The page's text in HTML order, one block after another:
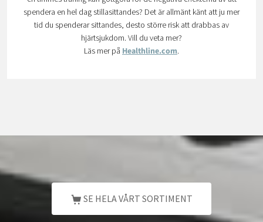
spendera en hel dag stillasittandes? Det är allmänt känt att ju mer
tid du spenderar sittandes, desto större risk att drabbas av
hjärtsjukdom. Vill du veta mer?
Läs mer på Healthline.com.
SE HELA VÅRT SORTIMENT